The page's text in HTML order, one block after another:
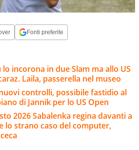
Fonti preferite
incorona in due Slam ma allo US
Laila, passerella nel museo
controlli, possibile fastidio al
di Jannik per lo US Open
2026 Sabalenka regina davanti a
lo strano caso del computer,